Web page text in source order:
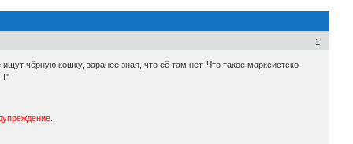
1
чёрную кошку, заранее зная, что её там нет. Что такое марксистско-